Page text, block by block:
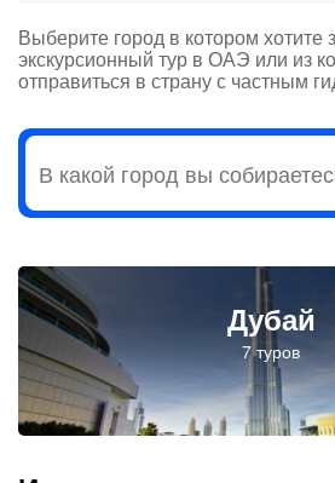
Выберите город в котором хотите
экскурсионный тур в ОАЭ или из
отправиться в страну с частным
Дубай